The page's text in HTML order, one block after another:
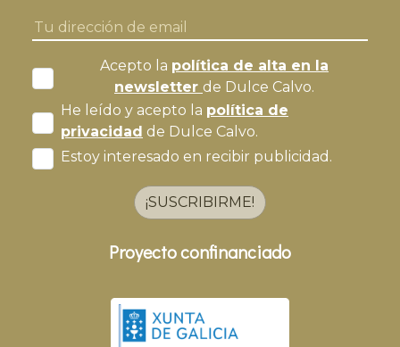
Acepto la política de alta en la
newsletter de Dulce Calvo.
He leído y acepto la política de
privacidad de Dulce Calvo.
Estoy interesado en recibir publicidad.
¡SUSCRIBIRME!
Proyecto confinanciado